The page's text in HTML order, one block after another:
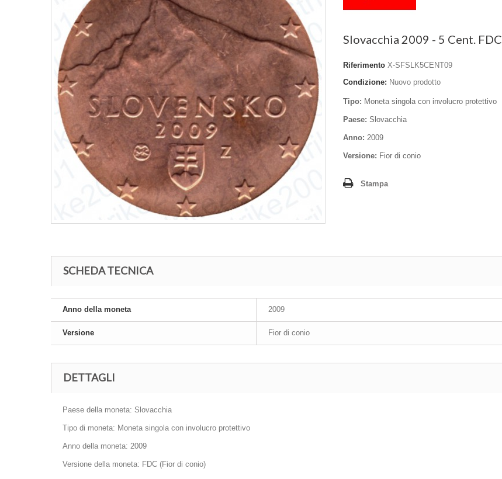
Slovacchia 2009 - 5 Cent. FDC
Riferimento X-SFSLK5CENT09
Condizione: Nuovo prodotto
Tipo: Moneta singola con involucro protettivo
Paese: Slovacchia
Anno: 2009
Versione: Fior di conio
Stampa
SCHEDA TECNICA
Anno della moneta 2009
Versione Fior di conio
DETTAGLI
Paese della moneta: Slovacchia
Tipo di moneta: Moneta singola con involucro protettivo
Anno della moneta: 2009
Versione della moneta: FDC (Fior di conio)